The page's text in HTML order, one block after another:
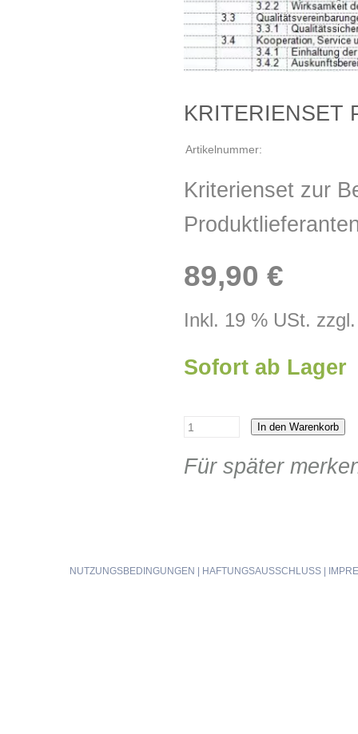
KRITERIENSET
Artikelnummer:
Kriterienset zur
89,90 €
Inkl. 19 % USt.
Sofort ab Lager
In den Warenkorb
Für später
NUTZUNGSBEDINGUNGEN HAFTUNGSAUSSCHLUSS